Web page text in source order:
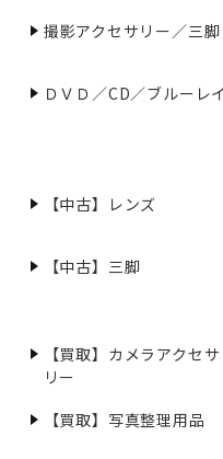
撮影アクセサリー／三脚
ＤＶＤ／CD／ブルーレイ
【中古】レンズ
【中古】三脚
【買取】カメラアクセサ
リー
【買取】写真整理用品